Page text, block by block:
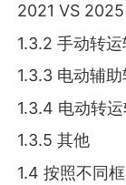
2021 VS
1.3.2 手动转
1.3.3 电动辅
1.3.4 电动转
1.3.5 其他
1.4 按照不同